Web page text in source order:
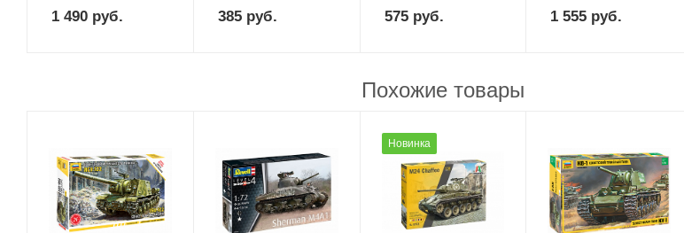
1 490 руб. 385руб. 575руб. 1 555 руб.
Похожие товары
Новинка